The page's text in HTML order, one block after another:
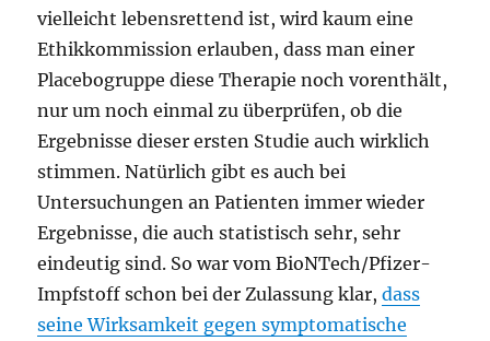
vielleicht lebensrettend ist, wird kaum eine
Ethikkommission erlauben, dass man einer
Placebogruppe diese Therapie noch vorenthält,
nur um noch einmal zu überprüfen, ob die
Ergebnisse dieser ersten Studie auch wirklich
stimmen. Natürlich gibt es auch bei
Untersuchungen an Patienten immer wieder
Ergebnisse, die auch statistisch sehr, sehr
eindeutig sind. So war vom BioNTech/Pfizer-
Impfstoff schon bei der Zulassung klar,dass
seine Wirksamkeit gegen symptomatische